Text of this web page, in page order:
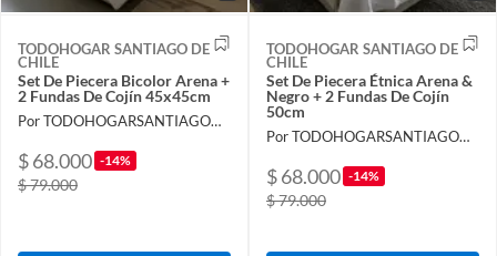
TODOHOGAR SANTIAGO DE
CHILE
Set De Piecera Bicolor Arena +
2 Fundas De Cojín 45x45cm
Por TODOHOGARSANTIAGODECHILE
$ 68.000 -14%
$ 79.000
TODOHOGAR SANTIAGO DE
CHILE
Set De Piecera Étnica Arena &
Negro + 2 Fundas De Cojín
50cm
Por TODOHOGARSANTIAGODECHILE
$ 68.000 -14%
$ 79.000